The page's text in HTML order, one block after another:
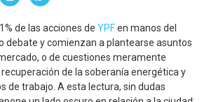
de las acciones de YPFen manos del
debate y comienzan a plantearse asuntos
o de cuestiones meramente
de la soberanía energética y
de trabajo. A esta lectura, sin dudas